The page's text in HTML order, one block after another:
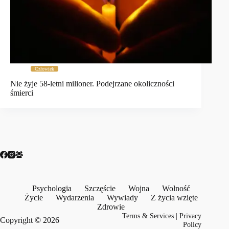
Człowiek
Nie żyje 58-letni milioner. Podejrzane okoliczności
śmierci
Psychologia Szczęście Wojna
Wolność
Życie
Wydarzenia Wywiady
Z życia wzięte
Zdrowie
Copyright © 2026
Terms & Services |Privacy
Policy